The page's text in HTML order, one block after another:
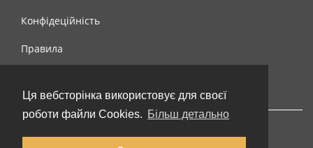
Ця вебсторінка використовує для своєї
роботи файли Cookies. Більш детально
Конфідеційність
Правила